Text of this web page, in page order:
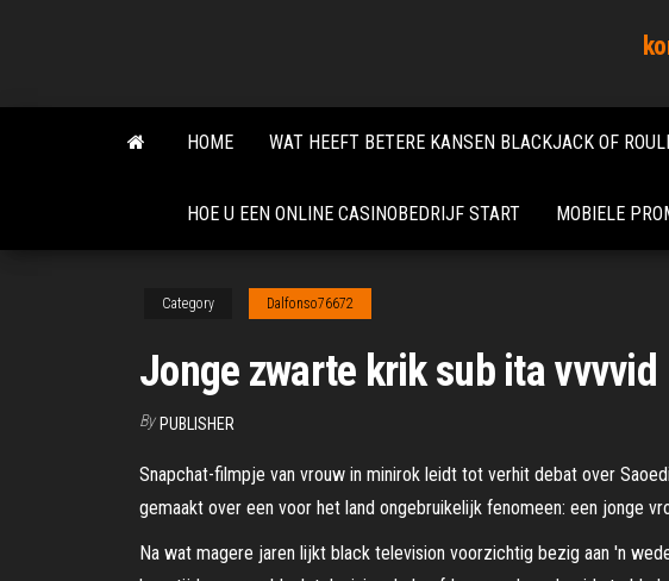
content
HOME WAT HEEFT BETERE KANSEN BLACKJACK OF
HOE U EEN ONLINE CASINOBEDRIJF START MOBIELE
Category Dalfonso76672
Jonge zwarte krik sub ita vvvvid
By PUBLISHER
Snapchat-filmpje van vrouw in minirok leidt tot verhit debat over
gemaakt over een voor het land ongebruikelijk fenomeen: een jonge
Na wat magere jaren lijkt black television voorzichtig bezig aan 'n